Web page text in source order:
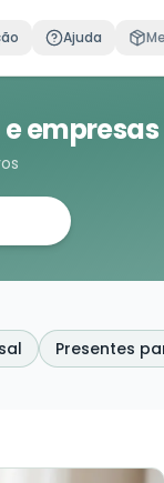
Ajuda
empresas
Presentes